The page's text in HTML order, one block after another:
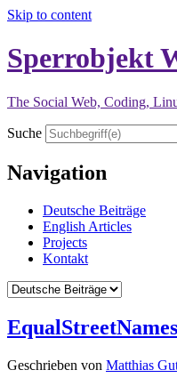
Skip to content
Sperrobjekt
The Social Web, Coding,
Suche
Navigation
Deutsche Beiträge
English Articles
Projects
Kontakt
Geschrieben von Matthias